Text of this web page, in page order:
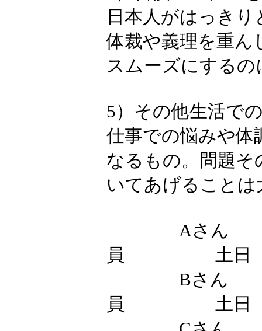
日本社会の「
ん。質問に答
増すでしょう
3）差別され
外国人は長く
と思われる
なく避けら
覚なき差別）
を教えてあげ